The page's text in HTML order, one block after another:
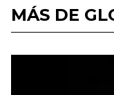
MÁS DE